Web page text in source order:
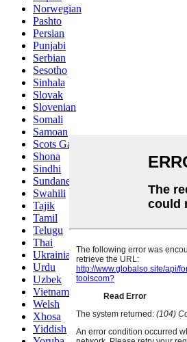
Norwegian
Pashto
Persian
Punjabi
Serbian
Sesotho
Sinhala
Slovak
Slovenian
Somali
Samoan
Scots Gaelic
Shona
Sindhi
Sundanese
Swahili
Tajik
Tamil
Telugu
Thai
Ukrainian
Urdu
Uzbek
Vietnamese
Welsh
Xhosa
Yiddish